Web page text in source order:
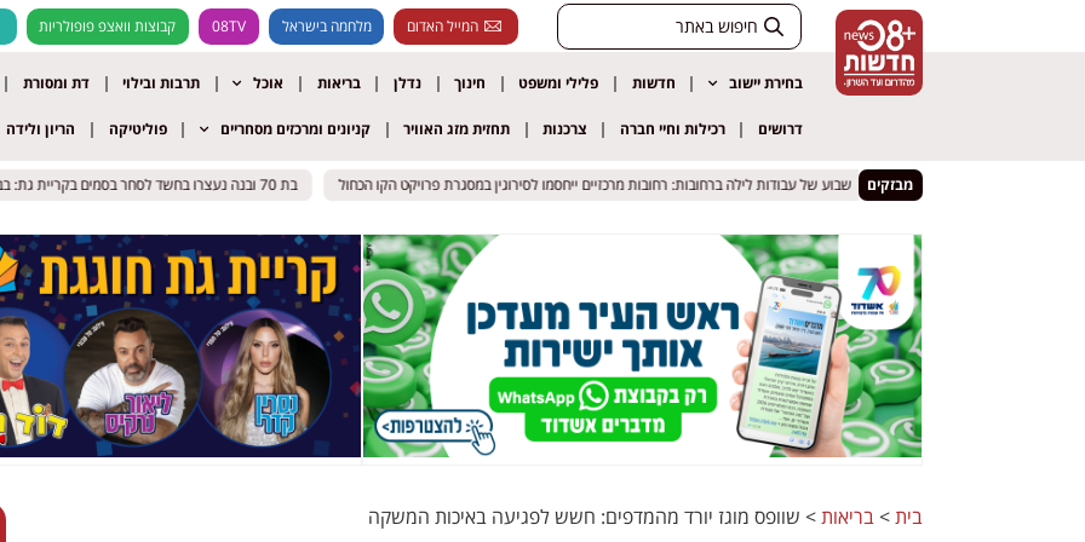
המייל האדום מלחמה בישראל 08TV קבוצות וואצפ פופולריות
בחירת יישוב חדשות פלילי ומשפט חינוך נדלן בריאות אוכל תרבות ובילוי דת ומסורת
דרושים רכילות וחיי חברה צרכנות תחזית מזג האוויר קניונים ומרכזים מסחריים פוליטיקה הריון ולידה
מבזקים נפצעו – החשודים נמלטו שבוע של עבודות לילה ברחובות: רחובות מרכזיים ייחסמו לסירוגין במסגרת פרויקט הקו הכחול נפצעו – החשודים נמלטו שבוע של עבודות לילה ברחובות: רחובות מרכזיים ייחסמו לסירוגין במסגרת פרויקט הקו הכחול
בית>בריאות> שוופס מוגז יורד מהמדפים: חשש לפגיעה באיכות המשקה